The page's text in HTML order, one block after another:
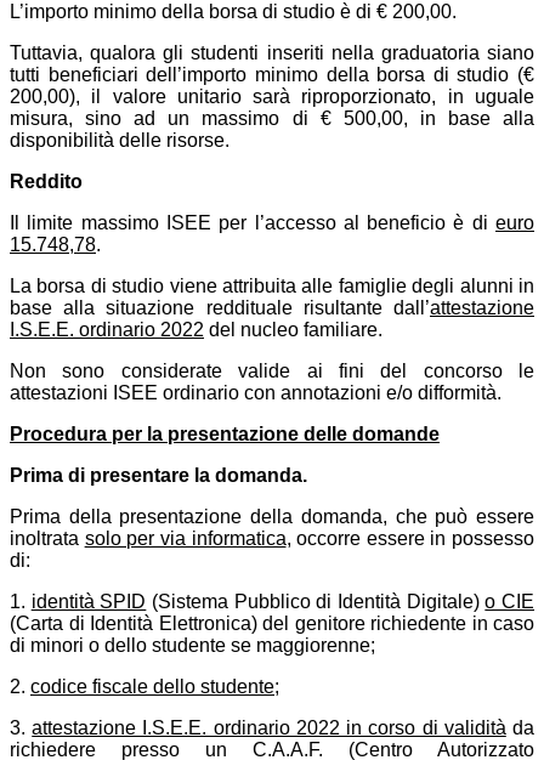
L’importo minimo della borsa di studio è di € 200,00.
Tuttavia, qualora gli studenti inseriti nella graduatoria siano
tutti beneficiari dell’importo minimo della borsa di studio (€
200,00), il valore unitario sarà riproporzionato, in uguale
misura, sino ad un massimo di € 500,00, in base alla
disponibilità delle risorse.
Reddito
Il limite massimo ISEE per l’accesso al beneficio è di euro
15.748,78.
La borsa di studio viene attribuita alle famiglie degli alunni in
base alla situazione reddituale risultante dall’attestazione
I.S.E.E. ordinario 2022 del nucleo familiare.
Non sono considerate valide ai fini del concorso le
attestazioni ISEE ordinario con annotazioni e/o difformità.
Procedura per la presentazione delle domande
Prima di presentare la domanda.
Prima della presentazione della domanda, che può essere
inoltrata solo per via informatica, occorre essere in possesso
di:
1. identità SPID (Sistema Pubblico di Identità Digitale)o CIE
(Carta di Identità Elettronica) del genitore richiedente in caso
di minori o dello studente se maggiorenne;
2. codice fiscale dello studente;
3.attestazione I.S.E.E. ordinario 2022 in corso di validità da
richiedere presso un C.A.A.F. (Centro Autorizzato